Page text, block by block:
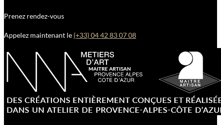
Prenez rendez-vous
Appelez maintenant le (+33) 04 42 83 07 08